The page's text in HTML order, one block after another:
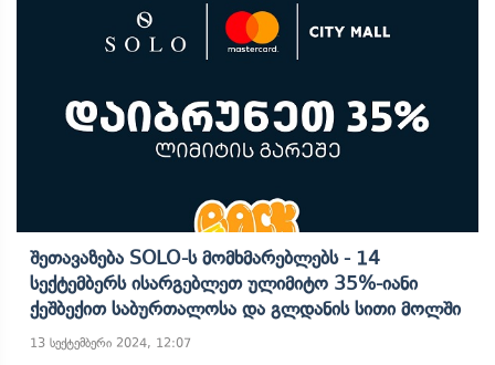
Შეთავაზება SOLO-Ს Მომხმარებლებს - 14
Სექტემბერს Ისარგებლეთ Ულიმიტო 35%-Იანი
Ქეშბექით Საბურთალოსა Და Გლდანის Სითი Მოლში
13 სექტემბერი 2024, 12:07